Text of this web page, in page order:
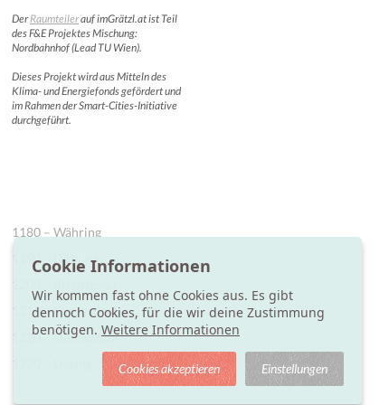
DerRaumteilerauf imGrätzl.at ist Teil
des F&E Projektes Mischung:
Nordbahnhof (Lead TU Wien).
Dieses Projekt wird aus Mitteln des
Klima- und Energiefonds gefördert und
im Rahmen der Smart-Cities-Initiative
durchgeführt.
1180 – Währing
1190 – Döbling
1200 – Brigittenau
1210 – Floridsdorf
1220 – Donaustadt
1230 – Liesing
Cookie Informationen
Wir kommen fast ohne Cookies aus. Es gibt
dennoch Cookies, für die wir deine Zustimmung
benötigen. Weitere Informationen
Cookies akzeptieren Einstellungen